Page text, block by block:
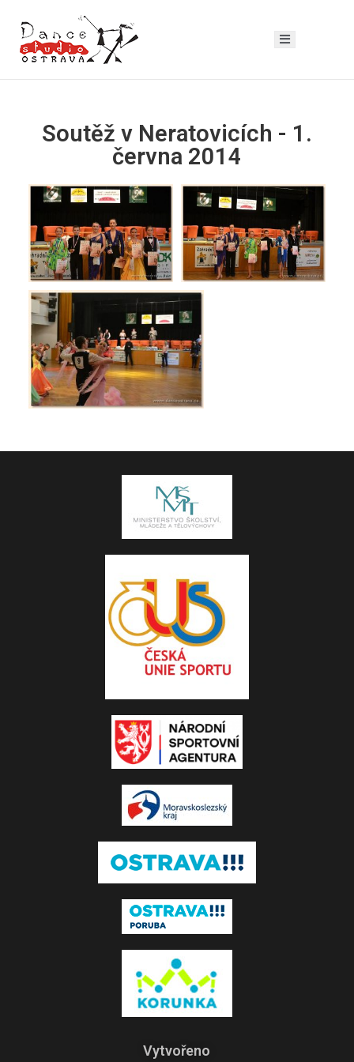
Soutěž v Neratovicích - 1.
června 2014
Vytvořeno